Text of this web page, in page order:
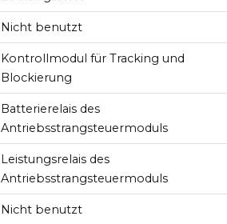
Nicht benutzt
Kontrollmodul für Tracking und
Blockierung
Batterierelais des
Antriebsstrangsteuermoduls
Leistungsrelais des
Antriebsstrangsteuermoduls
Nicht benutzt